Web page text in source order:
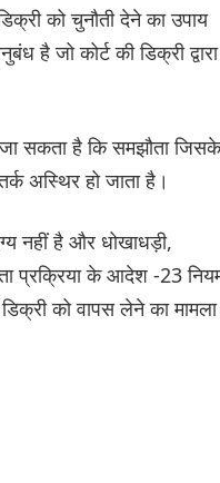
को चुनौती देने का उपाय
है जो कोर्ट की डिक्री द्वारा
सकता है कि समझौता जिसके
अस्थिर हो जाता है।
नहीं है और धोखाधड़ी,
प्रक्रिया के आदेश -23
को वापस लेने का मामला